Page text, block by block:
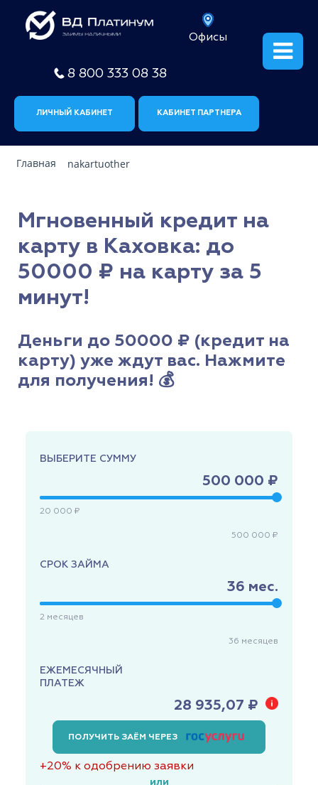
Офисы
8 800 333 08 38
ЛИЧНЫЙ КАБИНЕТ КАБИНЕТ ПАРТНЕРА
Главная nakartuother
Мгновенный кредит на
карту в Каховка: до
50000 ₽ на карту за 5
минут!
Деньги до 50000 ₽ (кредит на
карту) уже ждут вас. Нажмите
для получения! 💰
ВЫБЕРИТЕ СУММУ
500 000 ₽
20 000 ₽
500 000 ₽
СРОК ЗАЙМА
36 мес.
2 месяцев
36 месяцев
ЕЖЕМЕСЯЧНЫЙ
ПЛАТЕЖ
28 935,07 ₽
ПОЛУЧИТЬ ЗАЁМ ЧЕРЕЗ
+20% к одобрению заявки
или